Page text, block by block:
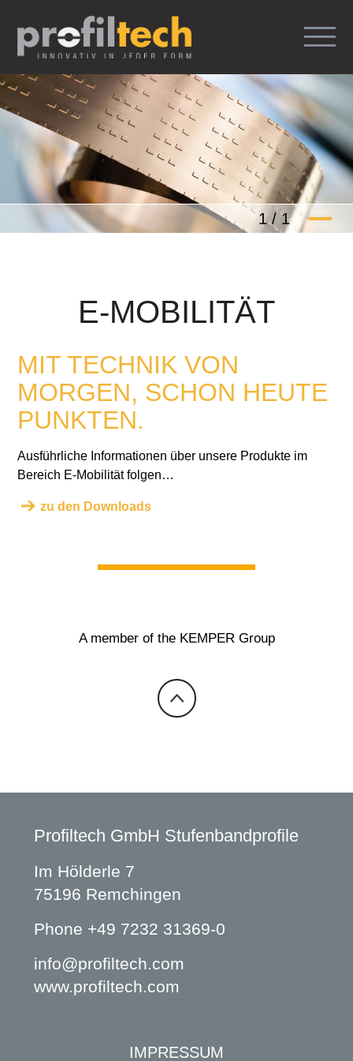
1 / 1
E-MOBILITÄT
MIT TECHNIK VON
MORGEN, SCHON HEUTE
PUNKTEN.
Ausführliche Informationen über unsere Produkte im
Bereich E-Mobilität folgen…
zu den Downloads
A member of the KEMPER Group
Profiltech GmbH Stufenbandprofile
Im Hölderle 7
75196 Remchingen
Phone +49 7232 31369-0
info@profiltech.com
www.profiltech.com
IMPRESSUM